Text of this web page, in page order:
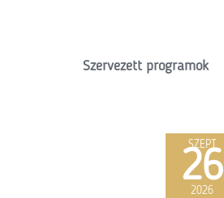
Szervezett programok
SZEPT
26
2026